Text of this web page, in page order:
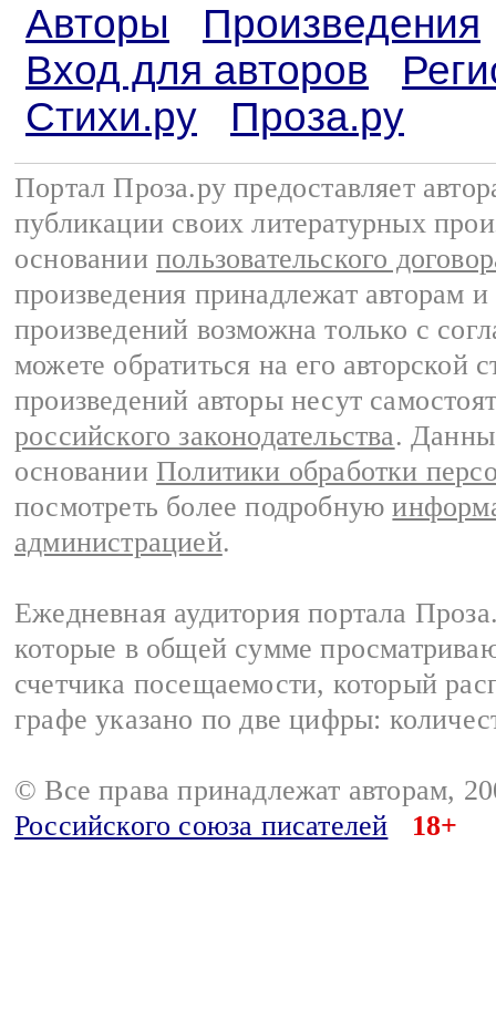
Авторы
Произведения
Вход для авторов
Стихи.ру
Проза.ру
Портал Проза.ру предоставляет
публикации своих литературных
основании пользовательского
произведения принадлежат авторам
произведений возможна только с
можете обратиться на его авторской
произведений авторы несут
российского законодательства.
основании Политики обработки
посмотреть более подробную
администрацией.
Ежедневная аудитория портала
которые в общей сумме
счетчика посещаемости, который
графе указано по две цифры:
© Все права принадлежат авторам,
Российского союза писателей
18+